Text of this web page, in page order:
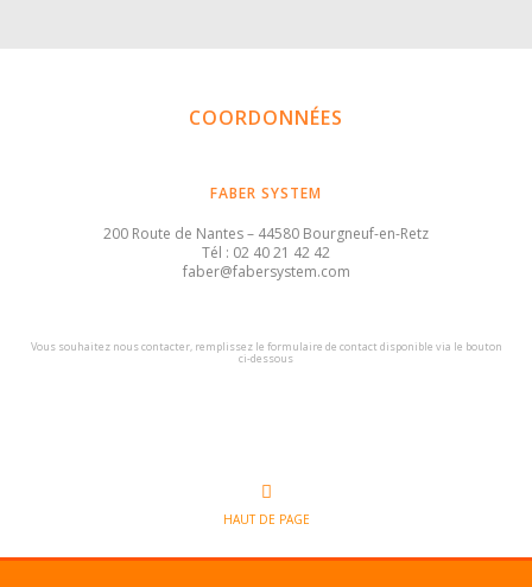
COORDONNÉES
FABER SYSTEM
200 Route de Nantes – 44580 Bourgneuf-en-Retz
Tél : 02 40 21 42 42
faber@fabersystem.com
Vous souhaitez nous contacter, remplissez le formulaire de contact disponible via le bouton
ci-dessous
HAUT DE PAGE